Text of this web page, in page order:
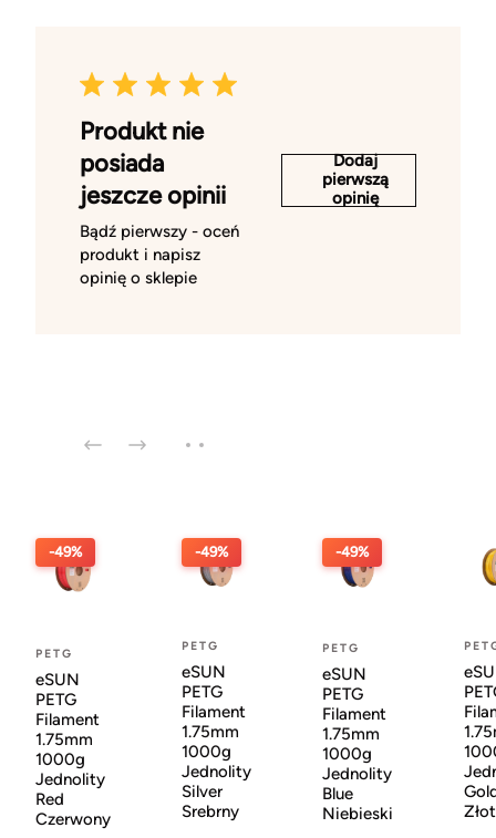
Produkt nie
posiada
jeszcze opinii
Bądź pierwszy - oceń
produkt i napisz
opinię o sklepie
Dodaj
pierwszą
opinię
-49%
PETG
eSUN
PETG
Filament
1.75mm
1000g
Jednolity
Red
Czerwony
-49%
PETG
eSUN
PETG
Filament
1.75mm
1000g
Jednolity
Silver
Srebrny
-49%
PETG
eSUN
PETG
Filament
1.75mm
1000g
Jednolity
Blue
Niebieski